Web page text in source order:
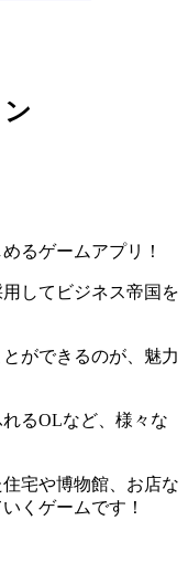
るゲームアプリ！
してビジネス帝国を
ができるのが、魅力
るOLなど、様々な
宅や博物館、お店な
くゲームです！